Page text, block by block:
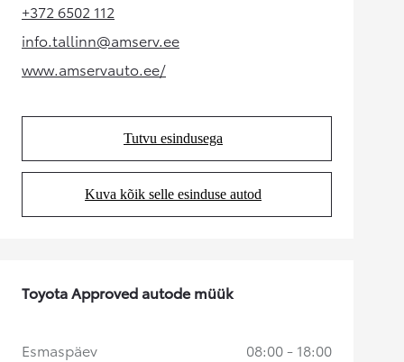
+372 6502 112(Opens in new tab)
info.tallinn@amserv.ee
(Opens in new tab)
www.amservauto.ee/
(Opens in new tab)
Tutvu esindusega
(Opens in new tab)
Kuva kõik selle esinduse autod
(Opens in new tab)
Toyota Approved autode müük
Esmaspäev
08:00 - 18:00